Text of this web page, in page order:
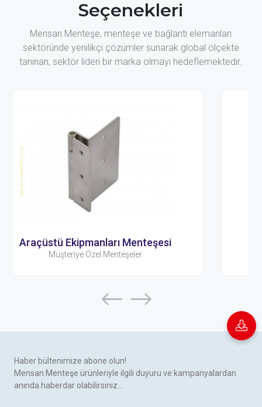
Seçenekleri
Mensan Menteşe, menteşe ve bağlantı elemanları
sektöründe yenilikçi çözümler sunarak global ölçekte
tanınan, sektör lideri bir marka olmayı hedeflemektedir.
Enerji Sektörü Menteşesi
Haber bültenimize abone olun!
Mensan Menteşe ürünleriyle ilgili duyuru ve kampanyalardan
anında haberdar olabilirsiniz...